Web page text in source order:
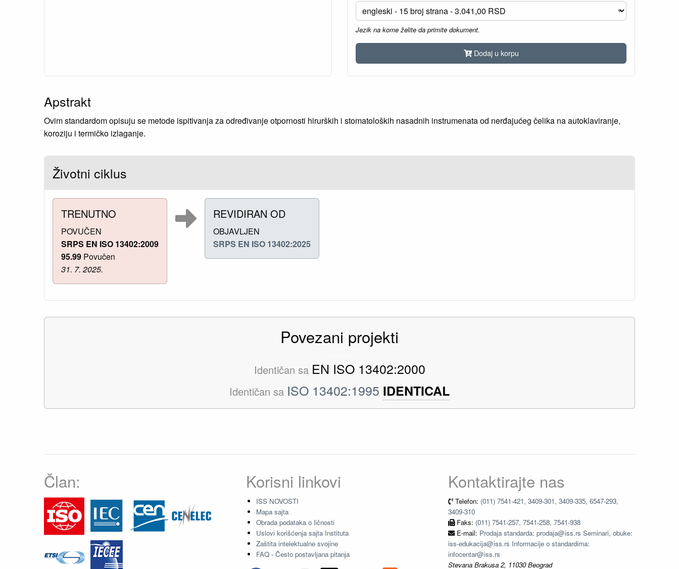
Jezik na kome želite da primite dokument.
Dodaj u korpu
Apstrakt
Ovim standardom opisuju se metode ispitivanja za određivanje otpornosti hirurških i stomatoloških nasadnih instrumenata od nerđajućeg čelika na autoklaviranje,
koroziju i termičko izlaganje.
Životni ciklus
TRENUTNO
POVUČEN
SRPS EN ISO 13402:2009
95.99 Povučen
31. 7. 2025.
REVIDIRAN OD
OBJAVLJEN
SRPS EN ISO 13402:2025
Povezani projekti
Identičan sa EN ISO 13402:2000
Identičan sa ISO 13402:1995 IDENTICAL
Član: Korisni linkovi
ISS NOVOSTI
Mapa sajta
Obrada podataka o ličnosti
Uslovi korišćenja sajta Instituta
Zaštita intelektualne svojine
FAQ - Često postavljana pitanja
Kontaktirajte nas
Telefon: (011) 7541-421, 3409-301, 3409-335, 6547-293,
3409-310
Faks: (011) 7541-257, 7541-258, 7541-938
E-mail: Prodaja standarda: prodaja@iss.rs Seminari, obuke:
iss-edukacija@iss.rs Informacije o standardima:
infocentar@iss.rs
Stevana Brakusa 2, 11030 Beograd